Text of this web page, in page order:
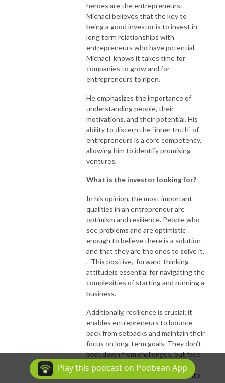
heroes are the entrepreneurs.
Michael believes that the key to
being a good investor is to invest in
long term relationships with
entrepreneurs who have potential.
Michael knows it takes time for
companies to grow and for
entrepreneurs to ripen.
He emphasizes the importance of
understanding people, their
motivations, and their potential. His
ability to discern the "inner truth" of
entrepreneurs is a core competency,
allowing him to identify promising
ventures.
What is the investor looking for?
In his opinion, the most important
qualities in an entrepreneur are
optimism and resilience. People who
see problems and are optimistic
enough to believe there is a solution
and that they are the ones to solve it.
. This positive, forward-thinking
attitudeis essential for navigating the
complexities of starting and running a
business.
Additionally, resilience is crucial; it
enables entrepreneurs to bounce
back from setbacks and maintain their
focus on long-term goals. They don’t
back down from challenges, but face
them head on. This proactive
approach transforms difficulties into
Play this podcast on Podbean App